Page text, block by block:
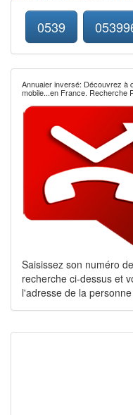
0539
Annuaier inversé: Découvrez à
mobile...en France. Recherche
Saisissez son numéro
recherche ci-dessus et
l'adresse de la